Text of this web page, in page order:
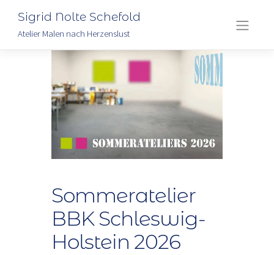
Sigrid Nolte Schefold
Atelier Malen nach Herzenslust
Sommeratelier
BBK Schleswig-
Holstein 2026